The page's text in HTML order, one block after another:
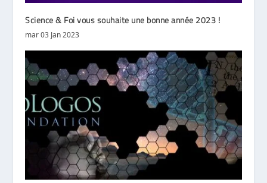
Science & Foi vous souhaite une bonne année 2023 !
mar 03 Jan 2023